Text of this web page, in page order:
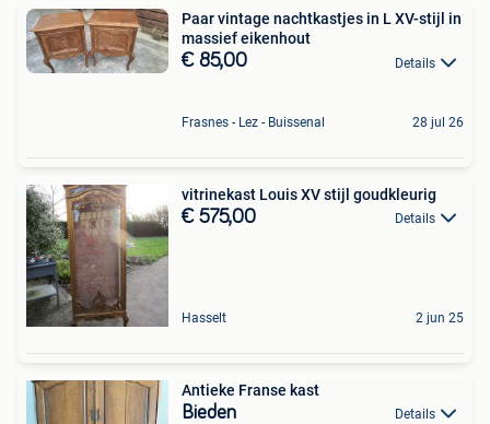
Paar vintage nachtkastjes in L XV-stijl in
massief eikenhout
€ 85,00 Details
Frasnes - Lez - Buissenal 28 jul 26
vitrinekast Louis XV stijl goudkleurig
€ 575,00 Details
Hasselt 2 jun 25
Antieke Franse kast
Bieden Details